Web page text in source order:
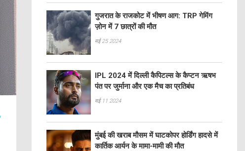
गुजरात के राजकोट में भीषण आग: TRP गेमिंग
ज़ोन में 7 छात्रों की मौत
मई 25 2024
IPL 2024 में दिल्ली कैपिटल्स के कैप्टन ऋषभ
पंत पर जुर्माना और एक मैच का प्रतिबंध
मई 11 2024
मुंबई की खराब मौसम में घाटकोपर होर्डिंग हादसे में
कार्तिक आर्यन के मामा-मामी की मौत